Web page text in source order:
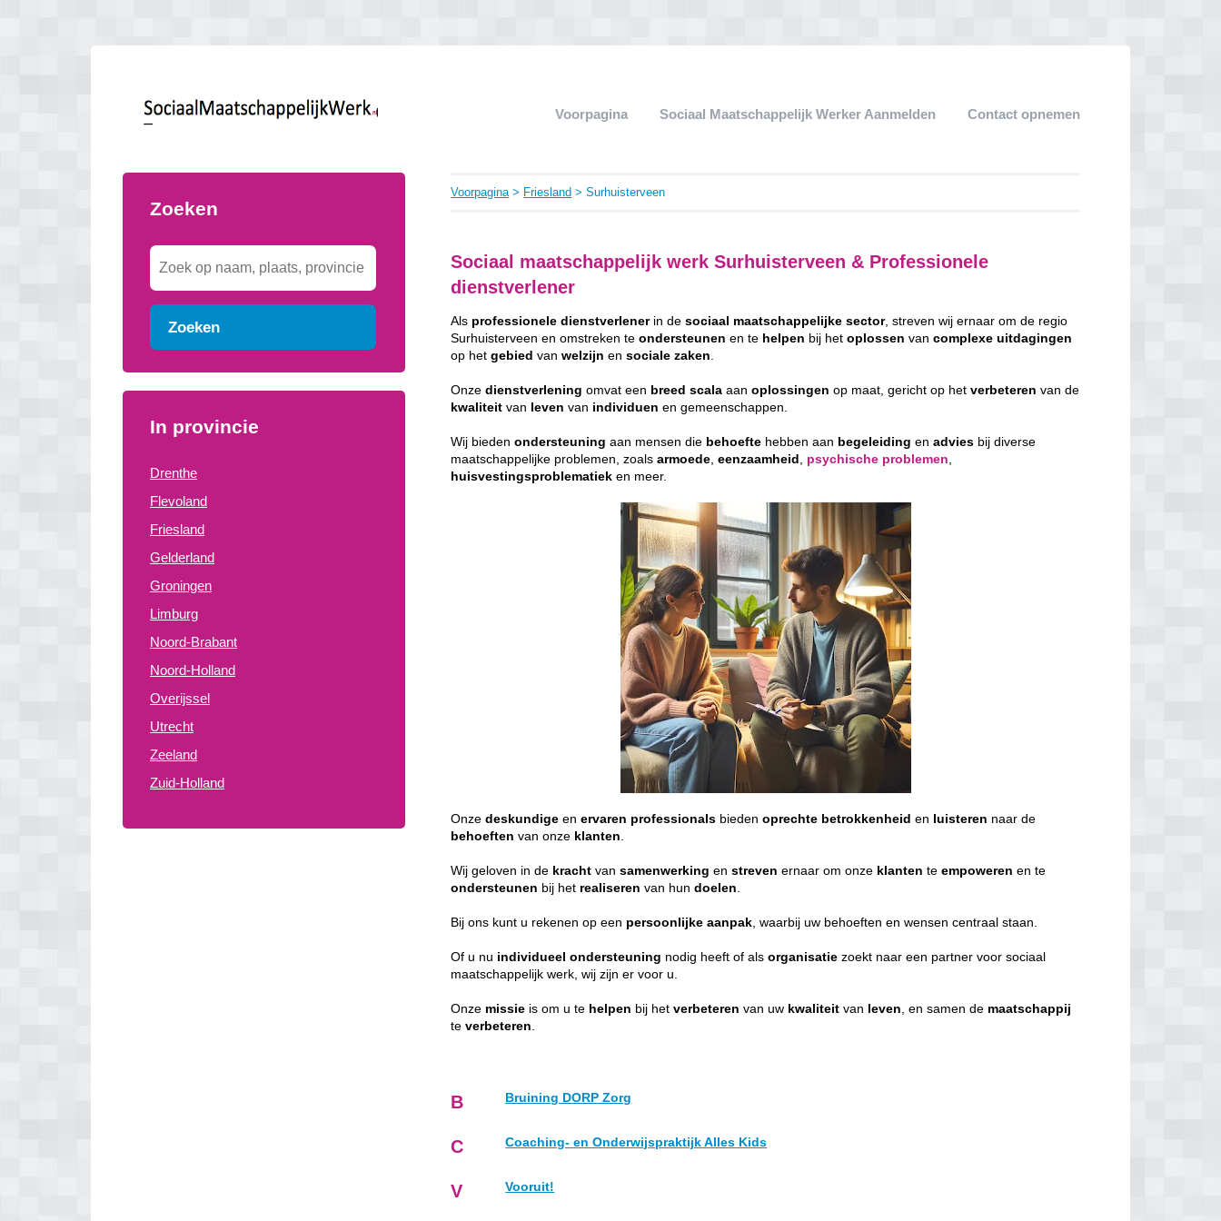
Voorpagina Sociaal Maatschappelijk Werker Aanmelden Contact opnemen
Zoeken
Zoeken
In provincie
Drenthe
Flevoland
Friesland
Gelderland
Groningen
Limburg
Noord-Brabant
Noord-Holland
Overijssel
Utrecht
Zeeland
Zuid-Holland
Voorpagina> Friesland > Surhuisterveen
Sociaal maatschappelijk werk Surhuisterveen & Professionele
dienstverlener
Als professionele dienstverlenerin desociaal maatschappelijke sector, streven wij ernaar om de regio
Surhuisterveen en omstreken teondersteunen en te helpen bij hetoplossen vancomplexe uitdagingen
op hetgebied vanwelzijn ensociale zaken
Onzedienstverlening omvat een breed scala aanoplossingen op maat, gericht op hetverbeteren van de
kwaliteit van leven van individuen en gemeenschappen.
Wij biedenondersteuning aan mensen die behoefte hebben aan begeleiding enadvies bij diverse
maatschappelijke problemen, zoalsarmoede ,eenzaamheid psychische problemen
huisvestingsproblematiek en meer.
Onzedeskundige enervaren professionals biedenoprechte betrokkenheid en luisteren naar de
behoeften van onze klanten
Wij geloven in de kracht vansamenwerking enstreven ernaar om onze klanten teempoweren en te
ondersteunen bij het realiseren van hundoelen
Bij ons kunt u rekenen op een persoonlijke aanpak , waarbij uw behoeften en wensen centraal staan.
Of u nu individueel ondersteuning nodig heeft of alsorganisatie zoekt naar een partner voor sociaal
maatschappelijk werk, wij zijn er voor u.
Onze missie is om u te helpen bij hetverbeteren van uw kwaliteit van leven , en samen de maatschappij
teverbeteren
B Bruining DORP Zorg
C Coaching- en Onderwijspraktijk Alles Kids
V Vooruit!